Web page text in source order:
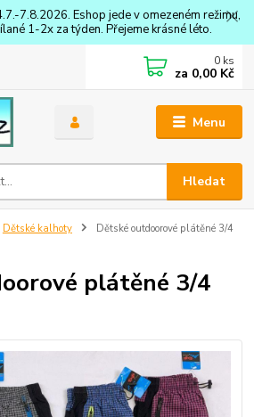
7.8.2026. Eshop jede v omezeném režimu,
1-2x za týden. Přejeme krásné léto.
Menu
Hledat
0 ks
za 0,00 Kč
Dětské kalhoty
Dětské outdoorové plátěné 3/4
plátěné 3/4